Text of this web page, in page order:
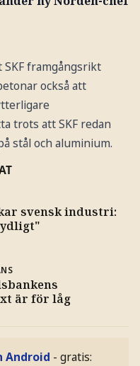
framgångsrikt
också att
trots att SKF redan
stål och aluminium.
svensk industri:
är för låg
Android - gratis: